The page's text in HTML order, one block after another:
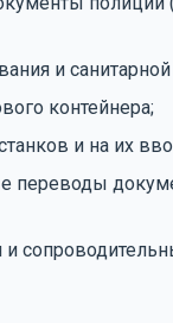
и
контейнера;
и на их
переводы
и